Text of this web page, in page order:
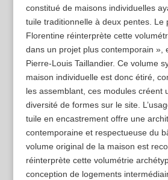
constitué de maisons individuelles
tuile traditionnelle à deux pentes. Le
Florentine réinterprète cette
dans un projet plus contemporain »,
Pierre-Louis Taillandier. Ce volume
maison individuelle est donc étiré,
les assemblant, ces modules créent
diversité de formes sur le site.
tuile en encastrement offre une
contemporaine et respectueuse du
volume original de la maison est
réinterprète cette volumétrie
conception de logements